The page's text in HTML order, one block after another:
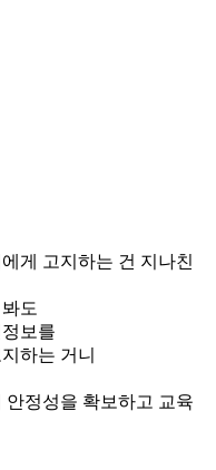
게 고지하는 건 지나친
도
보를
하는 거니
정성을 확보하고 교육